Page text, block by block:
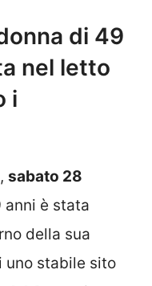
di 49
nel letto
i
sabato 28
anni è stata
della sua
uno stabile sito